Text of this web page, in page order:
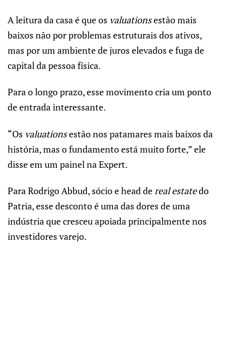
A leitura da casa é que os valuationsestão mais
baixos não por problemas estruturais dos ativos,
mas por um ambiente de juros elevados e fuga de
capital da pessoa física.
Para o longo prazo, esse movimento cria um ponto
de entrada interessante.
“Os valuationsestão nos patamares mais baixos da
história, mas o fundamento está muito forte,” ele
disse em um painel na Expert.
Para Rodrigo Abbud, sócio e head dereal estatedo
Patria, esse desconto é uma das dores de uma
indústria que cresceu apoiada principalmente nos
investidores varejo.